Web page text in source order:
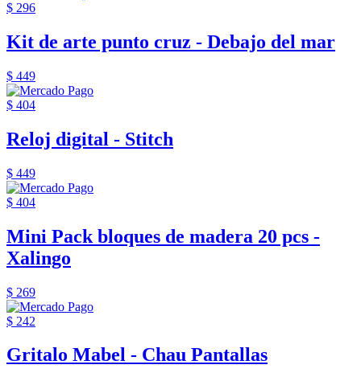
$ 296
Kit de arte punto cruz - Debajo del mar
$ 449
$ 404
Reloj digital - Stitch
$ 449
$ 404
Mini Pack bloques de madera 20 pcs -
Xalingo
$ 269
$ 242
Gritalo Mabel - Chau Pantallas